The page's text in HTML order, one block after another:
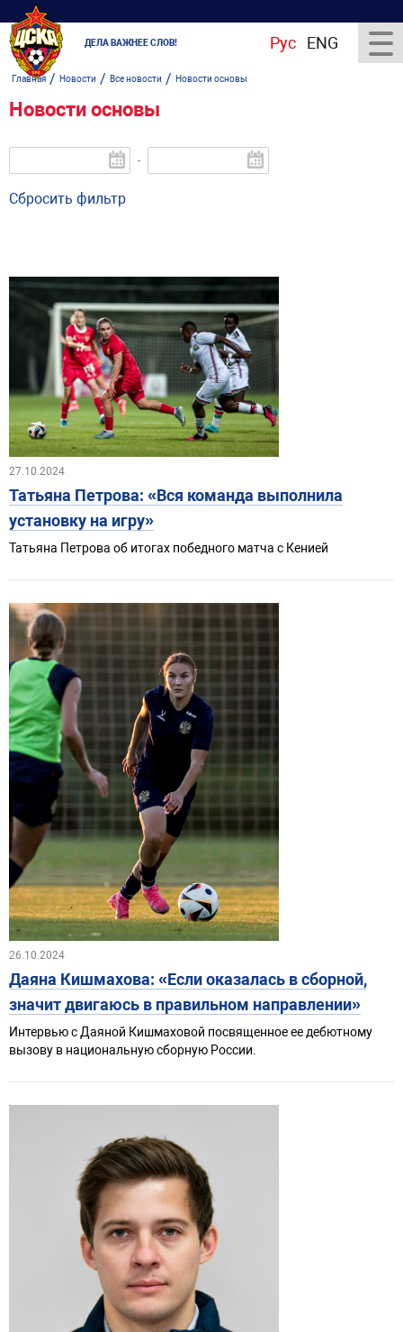
ДЕЛА ВАЖНЕЕ СЛОВ! Рус ENG
Главная/ Новости / Все новости / Новости основы
Новости основы
-
Сбросить фильтр
27.10.2024
Татьяна Петрова: «Вся команда выполнила
установку на игру»
Татьяна Петрова об итогах победного матча с Кенией
26.10.2024
Даяна Кишмахова: «Если оказалась в сборной,
значит двигаюсь в правильном направлении»
Интервью с Даяной Кишмаховой посвященное ее дебютному
вызову в национальную сборную России.